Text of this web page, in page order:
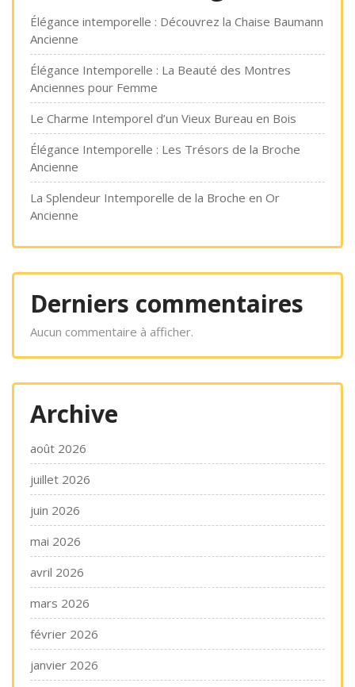
Élégance intemporelle : Découvrez la Chaise Baumann
Ancienne
Élégance Intemporelle : La Beauté des Montres
Anciennes pour Femme
Le Charme Intemporel d’un Vieux Bureau en Bois
Élégance Intemporelle : Les Trésors de la Broche
Ancienne
La Splendeur Intemporelle de la Broche en Or
Ancienne
Derniers commentaires
Aucun commentaire à afficher.
Archive
août 2026
juillet 2026
juin 2026
mai 2026
avril 2026
mars 2026
février 2026
janvier 2026